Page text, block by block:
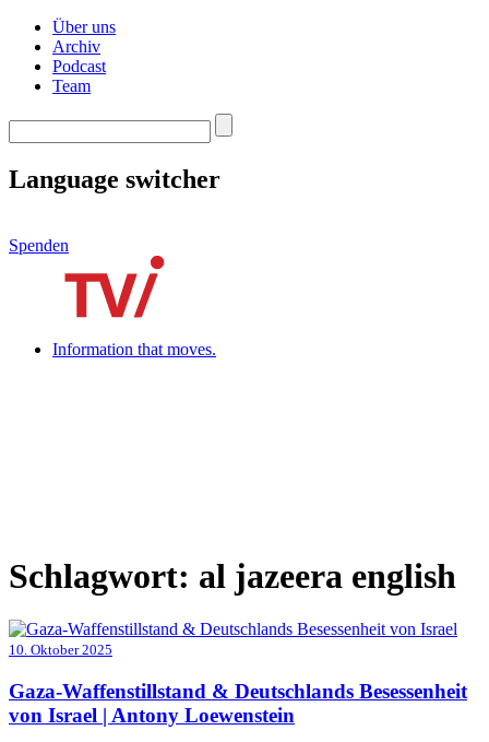
Über uns
Archiv
Podcast
Team
Language switcher
Spenden
Information that moves.
Schlagwort: al jazeera english
10. Oktober 2025
Gaza-Waffenstillstand & Deutschlands Besessenheit
von Israel | Antony Loewenstein